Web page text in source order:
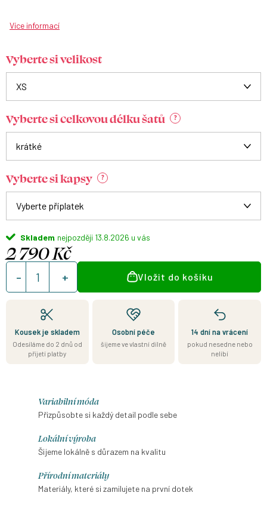
Více informací
Vyberte si velikost
Vyberte si celkovou délku šatů ?
Vyberte si kapsy ?
Skladem 13.8.2026
2 790 Kč
Měrná
cena:
Vložit do košíku
Kousek je skladem
Odesíláme do 2 dnů od
přijetí platby
Osobní péče
šijeme ve vlastní dílně
14 dní na vrácení
pokud nesedne nebo
nelíbí
Variabilní móda
Přizpůsobte si každý detail podle sebe
Lokální výroba
Šijeme lokálně s důrazem na kvalitu
Přírodní materiály
Materiály, které si zamilujete na první dotek